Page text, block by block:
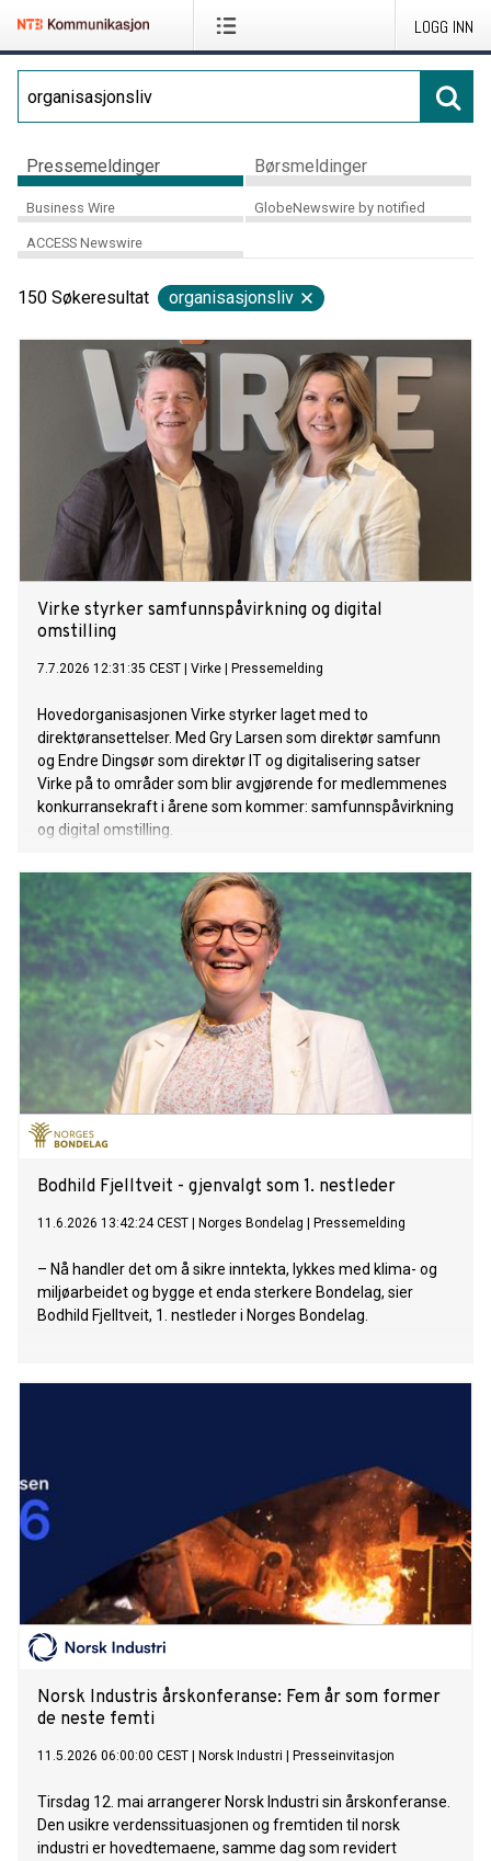
LOGG INN
Pressemeldinger Børsmeldinger
Business Wire GlobeNewswire by notified
ACCESS Newswire
150 Søkeresultat organisasjonsliv
Virke styrker samfunnspåvirkning og digital
omstilling
7.7.2026 12:31:35 CEST Virke Pressemelding
Hovedorganisasjonen Virke styrker laget med to
direktøransettelser. Med Gry Larsen som direktør samfunn
og Endre Dingsør som direktør IT og digitalisering satser
Virke på to områder som blir avgjørende for medlemmenes
konkurransekraft i årene som kommer: samfunnspåvirkning
og digital omstilling.
Bodhild Fjelltveit - gjenvalgt som 1. nestleder
11.6.2026 13:42:24 CEST Norges Bondelag Pressemelding
– Nå handler det om å sikre inntekta, lykkes med klima- og
miljøarbeidet og bygge et enda sterkere Bondelag, sier
Bodhild Fjelltveit, 1. nestleder i Norges Bondelag.
Norsk Industris årskonferanse: Fem år som former
de neste femti
11.5.2026 06:00:00 CEST Norsk Industri Presseinvitasjon
Tirsdag 12. mai arrangerer Norsk Industri sin årskonferanse.
Den usikre verdenssituasjonen og fremtiden til norsk
industri er hovedtemaene, samme dag som revidert